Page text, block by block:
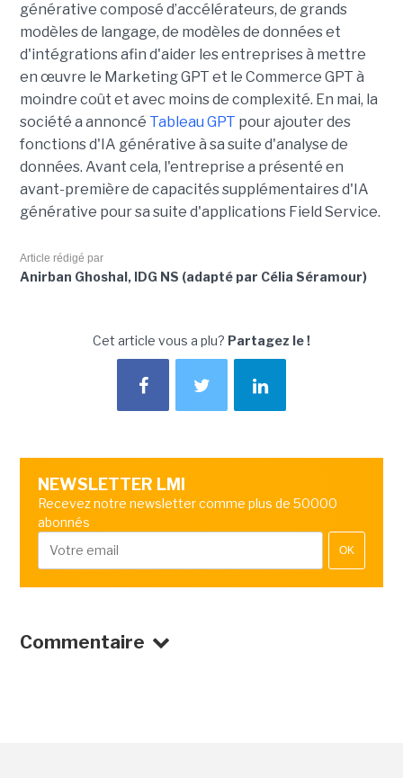
générative composé d’accélérateurs, de grands
modèles de langage, de modèles de données et
d'intégrations afin d'aider les entreprises à mettre
en œuvre le Marketing GPT et le Commerce GPT à
moindre coût et avec moins de complexité. En mai, la
société a annoncé Tableau GPT pour ajouter des
fonctions d'IA générative à sa suite d'analyse de
données. Avant cela, l'entreprise a présenté en
avant-première de capacités supplémentaires d'IA
générative pour sa suite d'applications Field Service.
Article rédigé par
Anirban Ghoshal, IDG NS (adapté par Célia Séramour)
Cet article vous a plu? Partagez le !
NEWSLETTER LMI
Recevez notre newsletter comme plus de 50000
abonnés
OK
Commentaire